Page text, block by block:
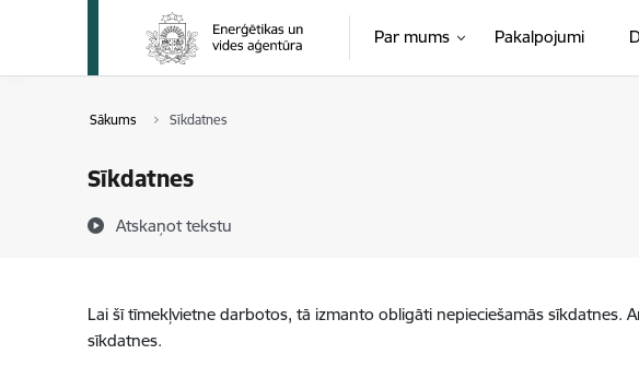
Pāriet uz lapas saturu
Par mums Pakalpojumi
Sākums Sīkdatnes
Sīkdatnes
Atskaņot tekstu
Lai šī tīmekļvietne darbotos, tā izmanto obligāti nepieciešamās
sīkdatnes.